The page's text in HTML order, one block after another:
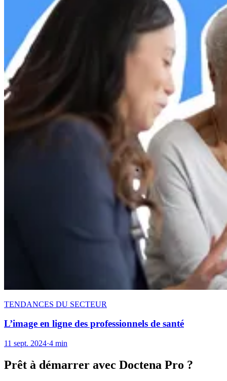
TENDANCES DU SECTEUR
L’image en ligne des professionnels de santé
11 sept. 2024·4 min
Prêt à démarrer avec Doctena Pro ?